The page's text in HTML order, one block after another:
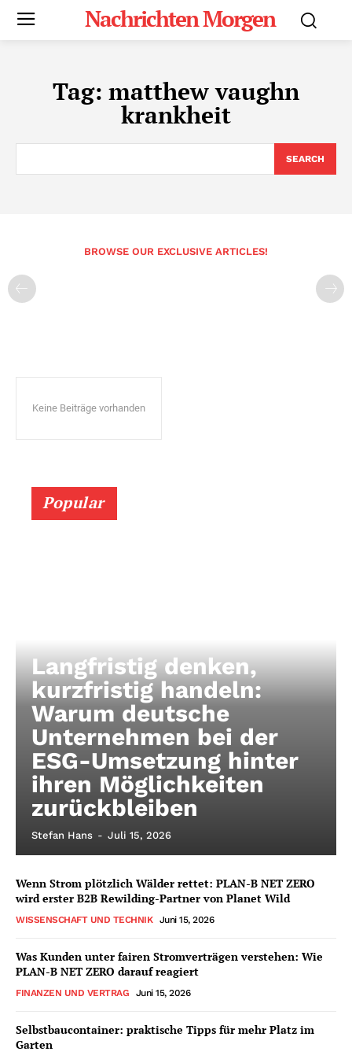
Nachrichten Morgen
Tag: matthew vaughn
krankheit
SEARCH
BROWSE OUR EXCLUSIVE ARTICLES!
Keine Beiträge vorhanden
Popular
Langfristig denken,
kurzfristig handeln:
Warum deutsche
Unternehmen bei der
ESG-Umsetzung hinter
ihren Möglichkeiten
zurückbleiben
Stefan Hans - Juli 15, 2026
Wenn Strom plötzlich Wälder rettet: PLAN-B NET ZERO
wird erster B2B Rewilding-Partner von Planet Wild
WISSENSCHAFT UND TECHNIK Juni 15, 2026
Was Kunden unter fairen Stromverträgen verstehen: Wie
PLAN-B NET ZERO darauf reagiert
FINANZEN UND VERTRAG Juni 15, 2026
Selbstbaucontainer: praktische Tipps für mehr Platz im
Garten